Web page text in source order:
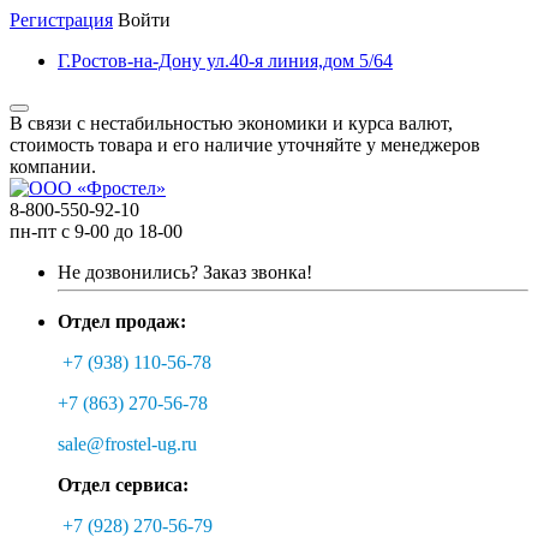
Регистрация Войти
Г.Ростов-на-Дону ул.40-я линия,дом 5/64
В связи с нестабильностью экономики и курса валют,
стоимость товара и его наличие уточняйте у менеджеров
компании.
8-800-550-92-10
пн-пт с 9-00 до 18-00
Не дозвонились? Заказ звонка!
Отдел продаж:
+7 (938) 110-56-78
+7 (863) 270-56-78
sale@frostel-ug.ru
Отдел сервиса:
+7 (928) 270-56-79